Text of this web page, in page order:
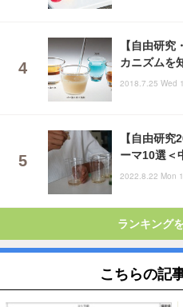
【自由研
カニズムを
2018.7.25 Wed
【自由研
ーマ10選＜
2022.8.22 Mon
ランキング
こちらの記